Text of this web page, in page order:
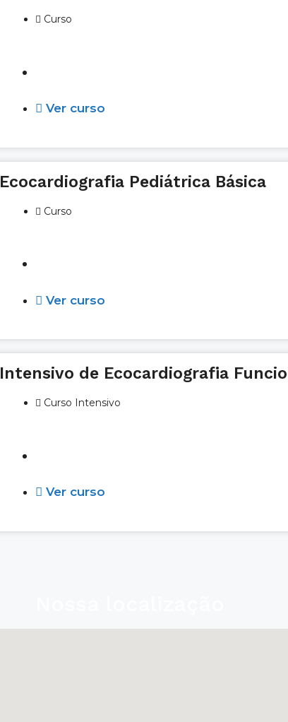
Curso
Ver curso
Ecocardiografia Pediátrica Básica
Curso
Ver curso
Intensivo de Ecocardiografia
Curso Intensivo
Ver curso